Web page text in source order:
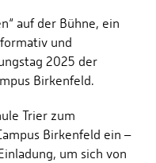
auf der Bühne, ein
und
2025 der
Birkenfeld.
Trier zum
Birkenfeld ein –
um sich von